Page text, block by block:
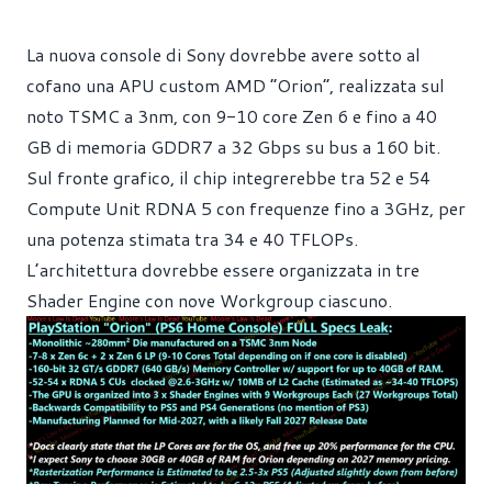
La nuova console di Sony dovrebbe avere sotto al
cofano una APU custom AMD “Orion”, realizzata sul
noto TSMC a 3nm, con 9-10 core Zen 6 e fino a 40
GB di memoria GDDR7 a 32 Gbps su bus a 160 bit.
Sul fronte grafico, il chip integrerebbe tra 52 e 54
Compute Unit RDNA 5 con frequenze fino a 3GHz, per
una potenza stimata tra 34 e 40 TFLOPs.
L’architettura dovrebbe essere organizzata in tre
Shader Engine con nove Workgroup ciascuno.